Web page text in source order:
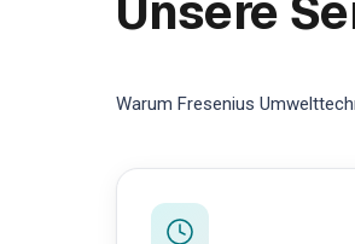
Warum Fresenius